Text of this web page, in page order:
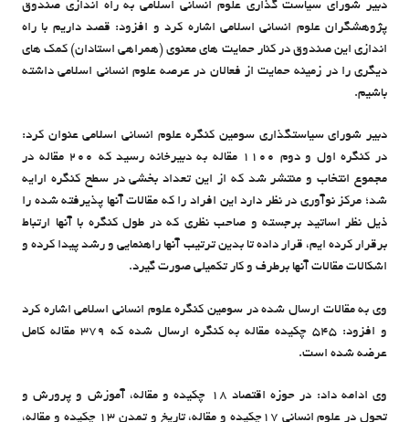
دبیر شورای سیاست گذاری علوم انسانی اسلامی به راه اندازی صندوق
پژوهشگران علوم انسانی اسلامی اشاره کرد و افزود: قصد داریم با راه
اندازی این صندوق در کنار حمایت های معنوی (همراهی استادان) کمک های
دیگری را در زمینه حمایت از فعالان در عرصه علوم انسانی اسلامی داشته
باشیم.
دبیر شورای سیاستگذاری سومین کنگره علوم انسانی اسلامی عنوان کرد:
در کنگره اول و دوم 1100 مقاله به دبیرخانه رسید که 200 مقاله در
مجموع انتخاب و منتشر شد که از این تعداد بخشی در سطح کنگره ارایه
شد؛ مرکز نوآوری در نظر دارد این افراد را که مقالات آنها پذیرفته شده را
ذیل نظر اساتید برجسته و صاحب نظری که در طول کنگره با آنها ارتباط
برقرار کرده ایم، قرار داده تا بدین ترتیب آنها راهنمایی و رشد پیدا کرده و
اشکالات مقالات آنها برطرف و کار تکمیلی صورت گیرد.
وی به مقالات ارسال شده در سومین کنگره علوم انسانی اسلامی اشاره کرد
و افزود: 545 چکیده مقاله به کنگره ارسال شده که 379 مقاله کامل
عرضه شده است.
وی ادامه داد: در حوزه اقتصاد 18 چکیده و مقاله، آموزش و پرورش و
تحول در علوم انسانی 17چکیده و مقاله، تاریخ و تمدن 13 چکیده و مقاله،